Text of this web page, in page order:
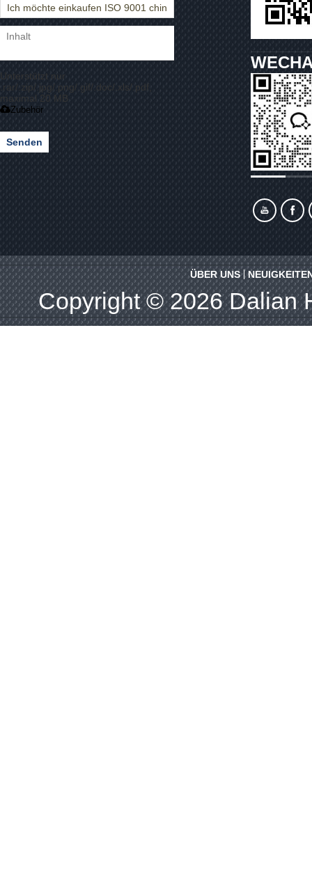
Unterstützt nur
.rar/.zip/.jpg/.png/.gif/.doc/.xls/.pdf,
maximal 20 MB
Zubehör
Senden
ÜBER UNS
Copyright © 2026Dalian